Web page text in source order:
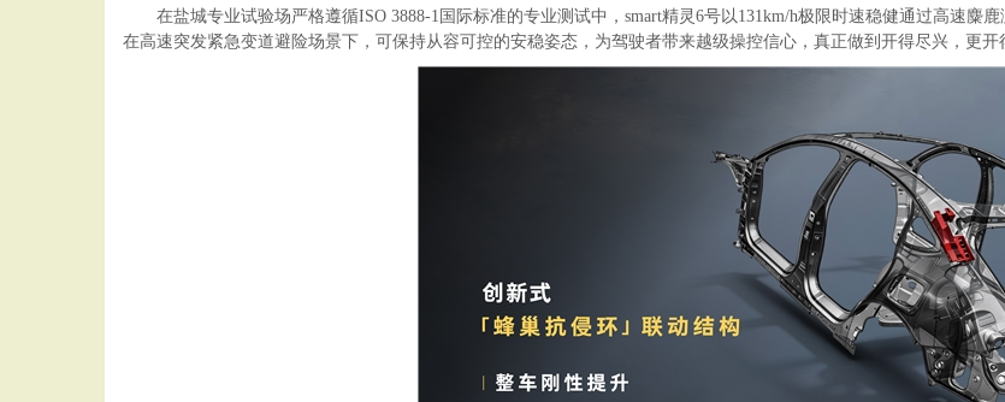
在盐城专业试验场严格遵循ISO 3888-1国际标准的专业测试中，smart精灵6号以131km/h极限时速稳健通过高速麋
在高速突发紧急变道避险场景下，可保持从容可控的安稳姿态，为驾驶者带来越级操控信心，真正做到开得尽兴，更开